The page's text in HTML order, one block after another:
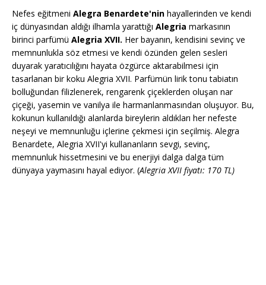
Nefes eğitmeni Alegra Benardete'nin hayallerinden ve kendi
iç dünyasından aldığı ilhamla yarattığı Alegria markasının
birinci parfümü Alegria XVII. Her bayanın, kendisini sevinç ve
memnunlukla söz etmesi ve kendi özünden gelen sesleri
duyarak yaratıcılığını hayata özgürce aktarabilmesi için
tasarlanan bir koku Alegria XVII. Parfümün lirik tonu tabiatın
bolluğundan filizlenerek, rengarenk çiçeklerden oluşan nar
çiçeği, yasemin ve vanilya ile harmanlanmasından oluşuyor. Bu,
kokunun kullanıldığı alanlarda bireylerin aldıkları her nefeste
neşeyi ve memnunluğu içlerine çekmesi için seçilmiş. Alegra
Benardete, Alegria XVII'yi kullananların sevgi, sevinç,
memnunluk hissetmesini ve bu enerjiyi dalga dalga tüm
dünyaya yaymasını hayal ediyor. (Alegria XVII fiyatı: 170 TL)